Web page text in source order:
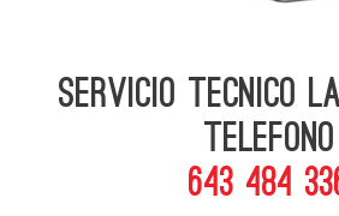
Servicio Tecnico
telefono
643 484